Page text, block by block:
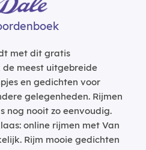
met dit gratis
meest uitgebreide
en gedichten voor
gelegenheden. Rijmen
nog nooit zo eenvoudig.
online rijmen met Van
Rijm mooie gedichten